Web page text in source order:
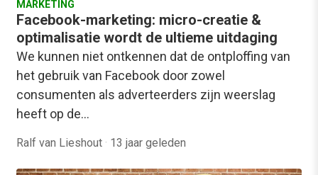
MARKETING
Facebook-marketing: micro-creatie &
optimalisatie wordt de ultieme uitdaging
We kunnen niet ontkennen dat de ontploffing van
het gebruik van Facebook door zowel
consumenten als adverteerders zijn weerslag
heeft op de…
Ralf van Lieshout · 13 jaar geleden